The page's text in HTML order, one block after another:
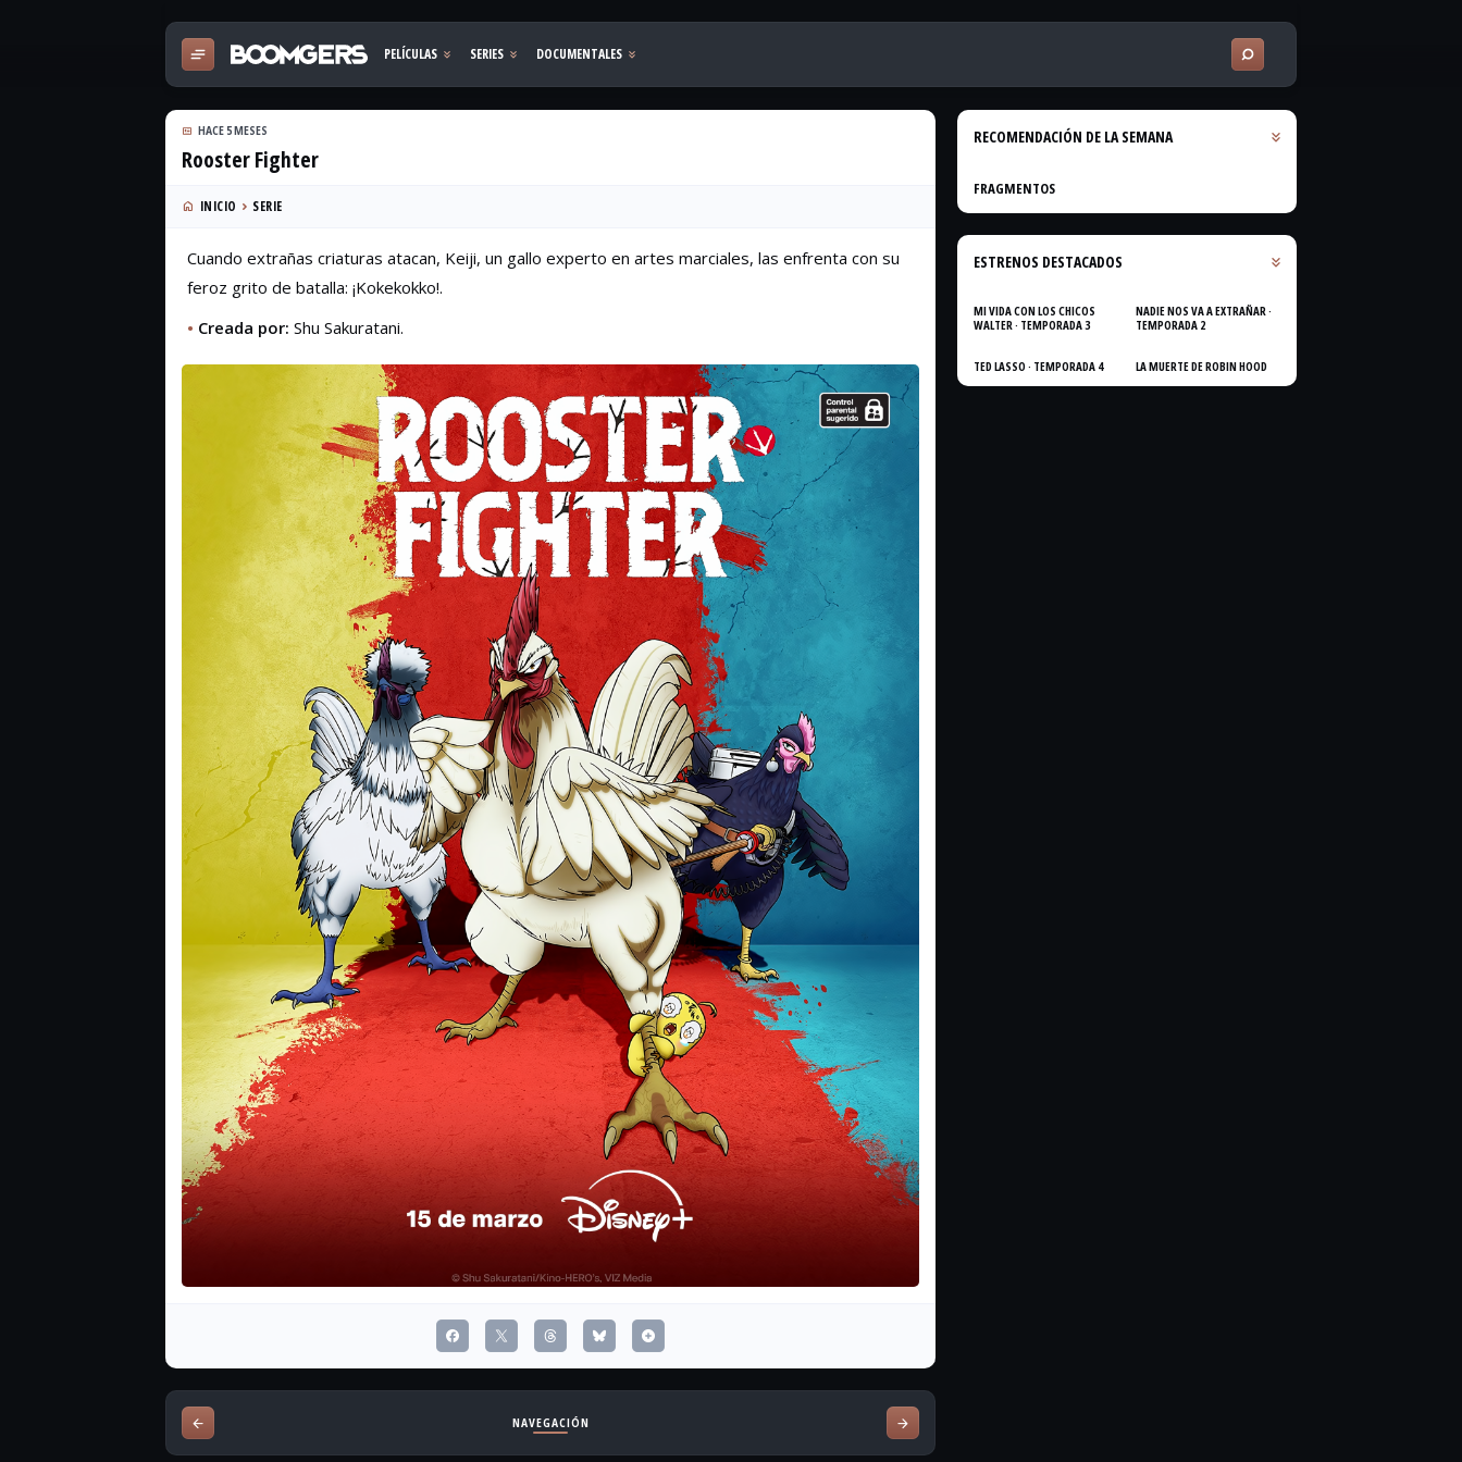
HACE 5 MESES
Rooster Fighter
INICIO SERIE
Cuando extrañas criaturas atacan, Keiji, un gallo experto en artes marciales, las enfrenta con su
feroz grito de batalla: ¡Kokekokko!.
• Creada por: Shu Sakuratani.
NAVEGACIÓN
RECOMENDACIÓN DE LA SEMANA
FRAGMENTOS
ESTRENOS DESTACADOS
MI VIDA CON LOS CHICOS
WALTER · TEMPORADA 3
NADIE NOS VA A EXTRAÑAR ·
TEMPORADA 2
TED LASSO · TEMPORADA 4 LA MUERTE DE ROBIN HOOD